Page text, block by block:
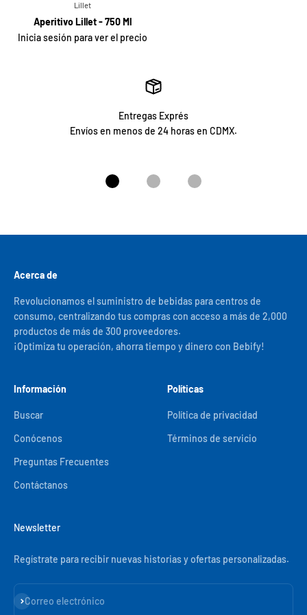
Lillet
Aperitivo Lillet - 750 Ml
Inicia sesión para ver el precio
Entregas Exprés
Envíos en menos de 24 horas en CDMX.
Ir al artículo 1Ir al artículo 2Ir al artículo 3
Acerca de
Revolucionamos el suministro de bebidas para centros de
consumo, centralizando tus compras con acceso a más de 2,000
productos de más de 300 proveedores.
¡Optimiza tu operación, ahorra tiempo y dinero con Bebify!
Información
Buscar
Conócenos
Preguntas Frecuentes
Contáctanos
Políticas
Política de privacidad
Términos de servicio
Newsletter
Regístrate para recibir nuevas historias y ofertas personalizadas.
Correo electrónico
Suscribirse